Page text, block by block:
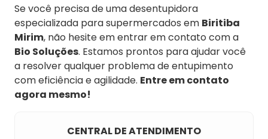
Se você precisa de uma desentupidora
especializada para supermercados em Biritiba
Mirim, não hesite em entrar em contato com a
Bio Soluções. Estamos prontos para ajudar você
a resolver qualquer problema de entupimento
com eficiência e agilidade. Entre em contato
agora mesmo!
CENTRAL DE ATENDIMENTO